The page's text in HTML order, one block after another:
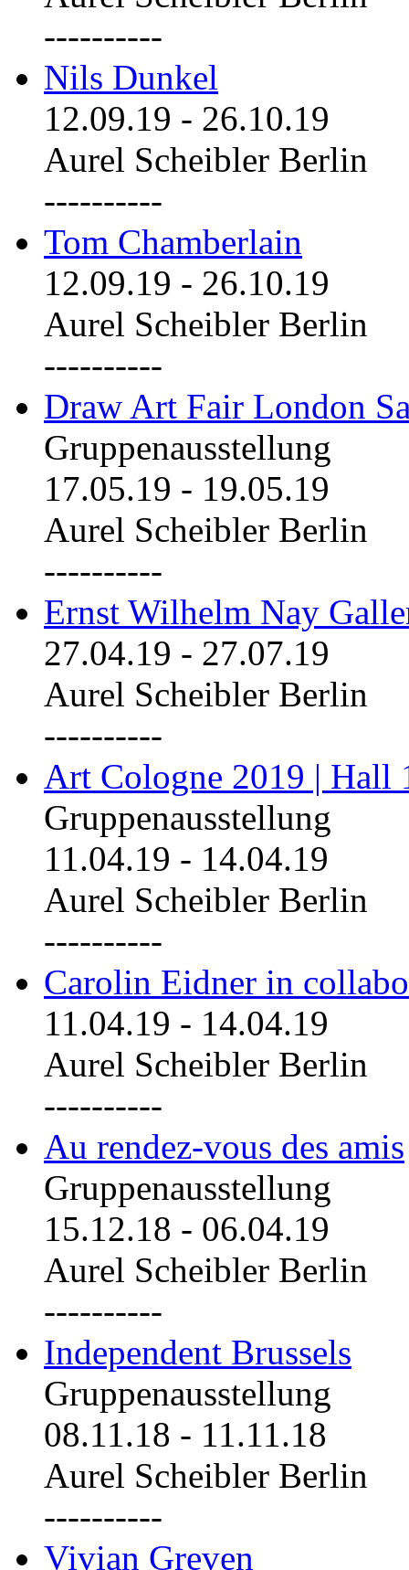
----------
Nils Dunkel
12.09.19 - 26.10.19
Aurel Scheibler Berlin
----------
Tom Chamberlain
12.09.19 - 26.10.19
Aurel Scheibler Berlin
----------
Draw Art Fair London
Gruppenausstellung
17.05.19 - 19.05.19
Aurel Scheibler Berlin
----------
Ernst Wilhelm Nay
27.04.19 - 27.07.19
Aurel Scheibler Berlin
----------
Art Cologne 2019 | Hall
Gruppenausstellung
11.04.19 - 14.04.19
Aurel Scheibler Berlin
----------
Carolin Eidner in
11.04.19 - 14.04.19
Aurel Scheibler Berlin
----------
Au rendez-vous des amis
Gruppenausstellung
15.12.18 - 06.04.19
Aurel Scheibler Berlin
----------
Independent Brussels
Gruppenausstellung
08.11.18 - 11.11.18
Aurel Scheibler Berlin
----------
Vivian Greven